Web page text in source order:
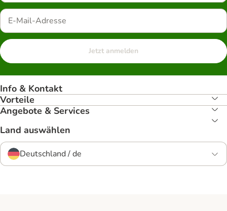
Jetzt anmelden
Info & Kontakt
Vorteile
Angebote & Services
Land auswählen
Deutschland / de